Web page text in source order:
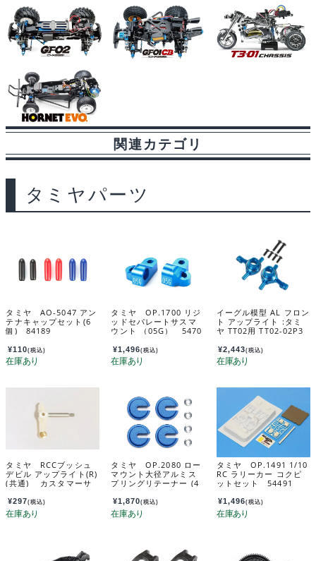
関連カテゴリ
タミヤパーツ
タミヤ AO-5047 アン
テナキャップセット(6
個) 84189
¥110(税込)
タミヤ OP.1700 リジ
ッドセパレートサスマ
ウント （05G） 5470
¥1,496(税込)
イーグル模型 AL フロン
ト アップライト :タミ
ヤ TT02用 TT02-02P3
¥2,443(税込)
タミヤ RCCブッシュ
デビル アップライト(R)
(共通) カスタマーサ
07-202
¥297(税込)
タミヤ OP.2080 ロー
マウント大径アルミス
プリングリテーナー (4
¥1,870(税込)
タミヤ OP.1491 1/10
RC ラリーカー コクピ
ットセット 54491
¥1,496(税込)